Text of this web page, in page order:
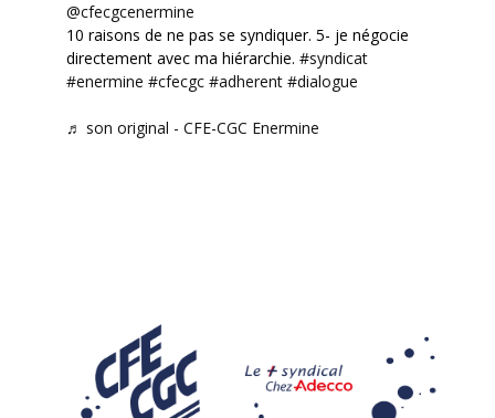
@cfecgcenermine
10 raisons de ne pas se syndiquer. 5- je négocie
directement avec ma hiérarchie. #syndicat
#enermine #cfecgc #adherent #dialogue
♬ son original - CFE-CGC Enermine